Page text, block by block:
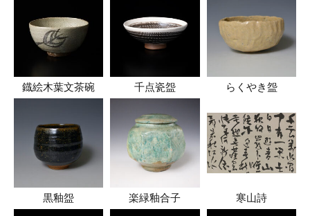
鐡絵木葉文茶碗 千点瓷盌 らくやき盌
黒釉盌 楽緑釉合子 寒山詩